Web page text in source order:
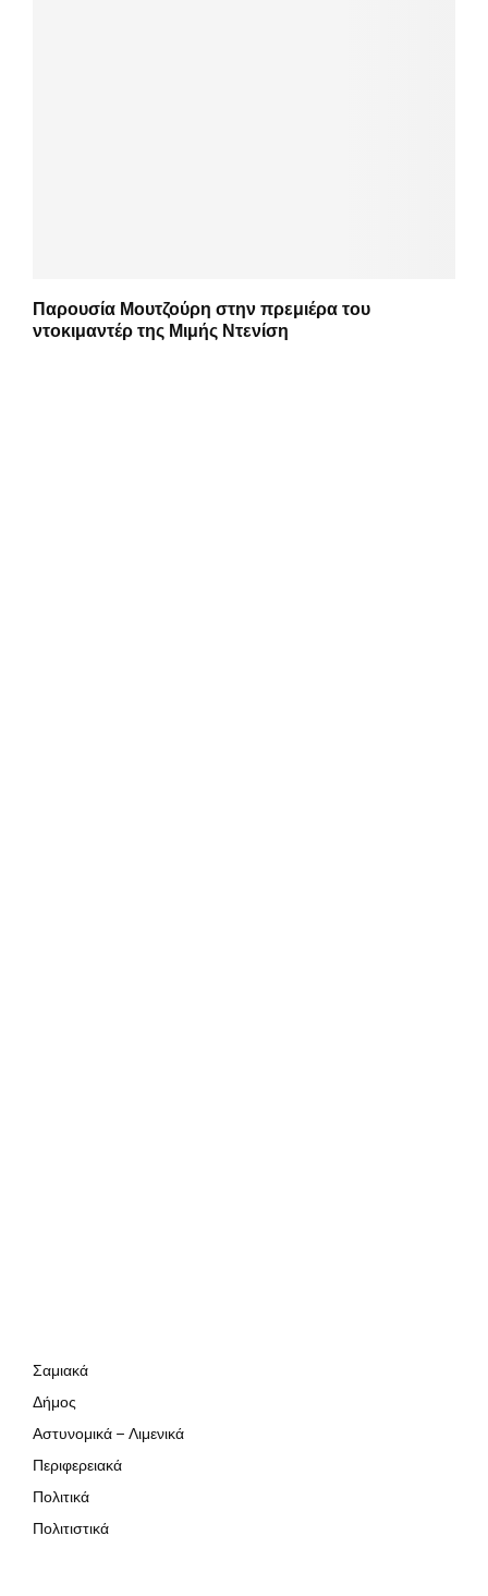
Παρουσία Μουτζούρη στην πρεμιέρα του
ντοκιμαντέρ της Μιμής Ντενίση
Σαμιακά
Δήμος
Αστυνομικά – Λιμενικά
Περιφερειακά
Πολιτικά
Πολιτιστικά